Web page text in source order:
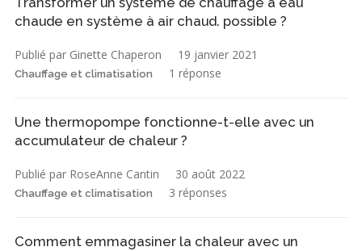
chaude en système à air chaud. possible ?
Publié par Ginette Chaperon 19 janvier 2021
Chauffage et climatisation 1 réponse
Une thermopompe fonctionne-t-elle avec un
accumulateur de chaleur ?
Publié par RoseAnne Cantin 30 août 2022
Chauffage et climatisation 3 réponses
Comment emmagasiner la chaleur avec un